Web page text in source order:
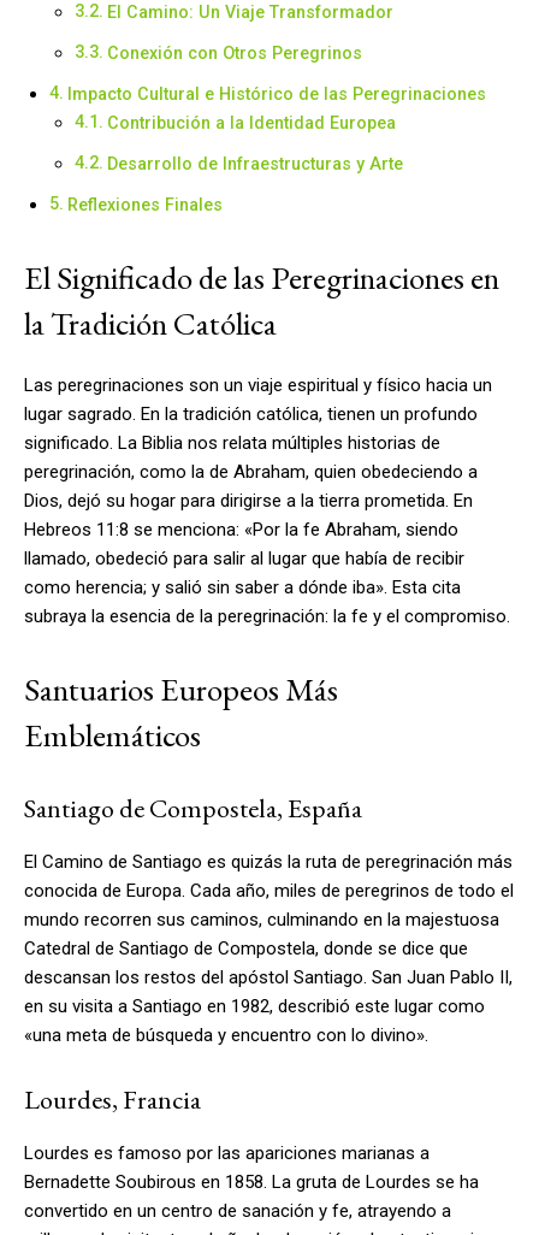
El Camino: Un Viaje Transformador
Conexión con Otros Peregrinos
Impacto Cultural e Histórico de las Peregrinaciones
Contribución a la Identidad Europea
Desarrollo de Infraestructuras y Arte
Reflexiones Finales
El Significado de las Peregrinaciones en
la Tradición Católica
Las peregrinaciones son un viaje espiritual y físico hacia un
lugar sagrado. En la tradición católica, tienen un profundo
significado. La Biblia nos relata múltiples historias de
peregrinación, como la de Abraham, quien obedeciendo a
Dios, dejó su hogar para dirigirse a la tierra prometida. En
Hebreos 11:8 se menciona: «Por la fe Abraham, siendo
llamado, obedeció para salir al lugar que había de recibir
como herencia; y salió sin saber a dónde iba». Esta cita
subraya la esencia de la peregrinación: la fe y el compromiso.
Santuarios Europeos Más
Emblemáticos
Santiago de Compostela, España
El Camino de Santiago es quizás la ruta de peregrinación más
conocida de Europa. Cada año, miles de peregrinos de todo el
mundo recorren sus caminos, culminando en la majestuosa
Catedral de Santiago de Compostela, donde se dice que
descansan los restos del apóstol Santiago. San Juan Pablo II,
en su visita a Santiago en 1982, describió este lugar como
«una meta de búsqueda y encuentro con lo divino».
Lourdes, Francia
Lourdes es famoso por las apariciones marianas a
Bernadette Soubirous en 1858. La gruta de Lourdes se ha
convertido en un centro de sanación y fe, atrayendo a